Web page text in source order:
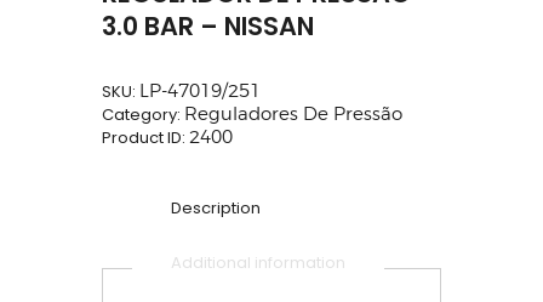
3.0 BAR – NISSAN
SKU: LP-47019/251
Category: Reguladores De Pressão
Product ID: 2400
Description
Additional information